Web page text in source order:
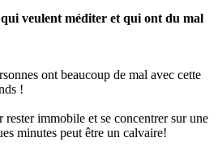
veulent méditer et qui ont du mal
ont beaucoup de mal avec cette
!
immobile et se concentrer sur une
minutes peut être un calvaire!